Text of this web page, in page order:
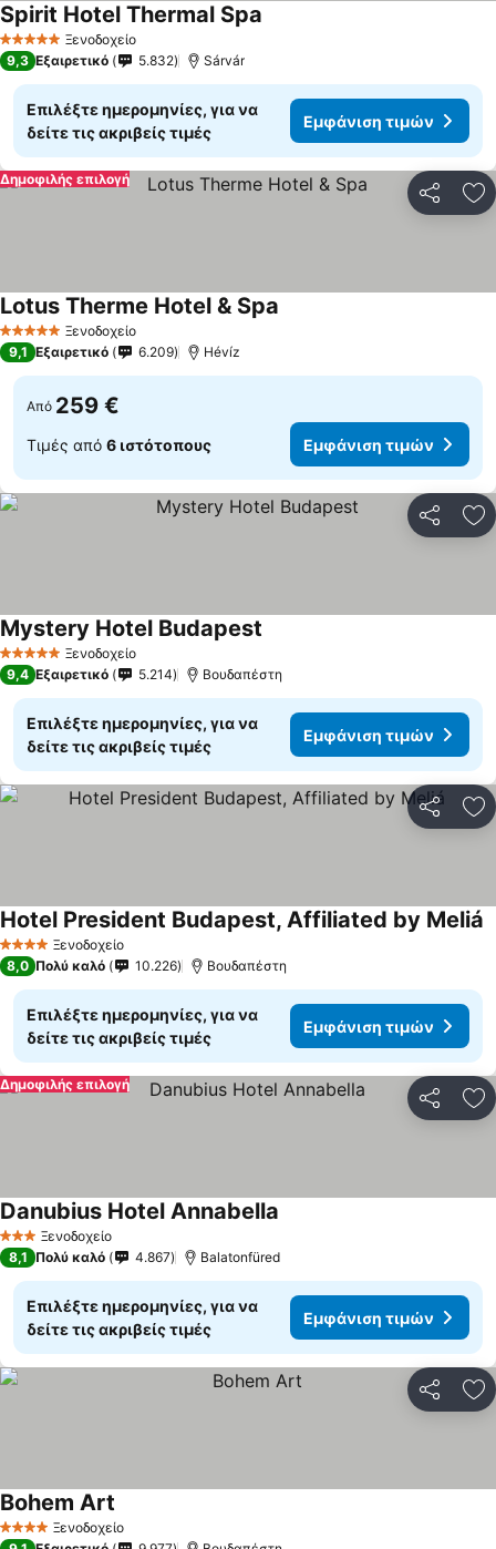
5 Αστέρια Ξενοδοχείο
Spirit Hotel Thermal Spa
9,3 Εξαιρετικό 5.832 Sárvár
Επιλέξτε ημερομηνίες, για να
δείτε τις ακριβείς τιμές
Εμφάνιση τιμών
Δημοφιλής επιλογή
5 Αστέρια Ξενοδοχείο
Lotus Therme Hotel & Spa
9,1 Εξαιρετικό 6.209 Hévíz
Από 259 €
Τιμές από 6 ιστότοπους Εμφάνιση τιμών
5 Αστέρια Ξενοδοχείο
Mystery Hotel Budapest
9,4 Εξαιρετικό 5.214 Βουδαπέστη
Επιλέξτε ημερομηνίες, για να
δείτε τις ακριβείς τιμές
Εμφάνιση τιμών
4 ΑστέριαΞενοδοχείο
Hotel President Budapest, Affiliated by Meliá
8,0 Πολύ καλό 10.226 Βουδαπέστη
Επιλέξτε ημερομηνίες, για να
δείτε τις ακριβείς τιμές
Εμφάνιση τιμών
Δημοφιλής επιλογή
3 ΑστέριαΞενοδοχείο
Danubius Hotel Annabella
8,1 Πολύ καλό 4.867 Balatonfüred
Επιλέξτε ημερομηνίες, για να
δείτε τις ακριβείς τιμές
Εμφάνιση τιμών
4 ΑστέριαΞενοδοχείο
Bohem Art